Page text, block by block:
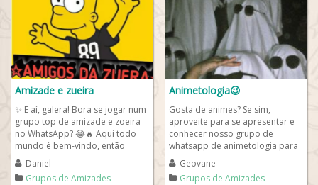
Amizade e zueira
✨ E aí, galera! Bora se jogar num
grupo top de amizade e zoeira
no WhatsApp? 😂🔥 Aqui todo
mundo é bem-vindo, então
chega mais pra dar boas
risadas,...
Daniel
Grupos de Amizades
Animetologia😉
Gosta de animes? Se sim,
aproveite para se apresentar e
conhecer nosso grupo de
whatsapp de animetologia para
fazer novas amizades e dar
muitas risadas com o...
Geovane
Grupos de Amizades